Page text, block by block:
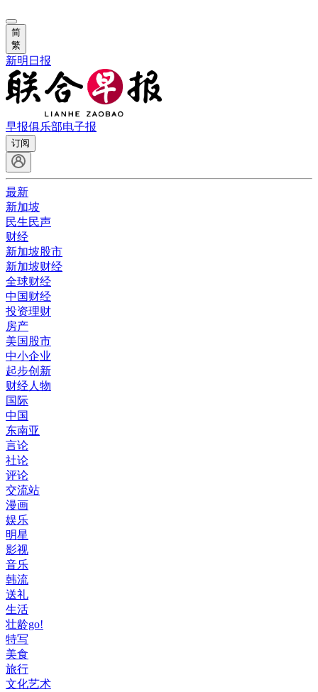
简
繁
新明日报
早报俱乐部电子报
订阅
最新
新加坡
民生民声
财经
新加坡股市
新加坡财经
全球财经
中国财经
投资理财
房产
美国股市
中小企业
起步创新
财经人物
国际
中国
东南亚
言论
社论
评论
交流站
漫画
娱乐
明星
影视
音乐
韩流
送礼
生活
壮龄go!
特写
美食
旅行
文化艺术